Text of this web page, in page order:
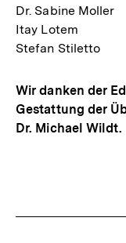
Dr. Sabine Moller
Itay Lotem
Stefan Stiletto
Wir danken der
Gestattung der
Dr. Michael Wildt.